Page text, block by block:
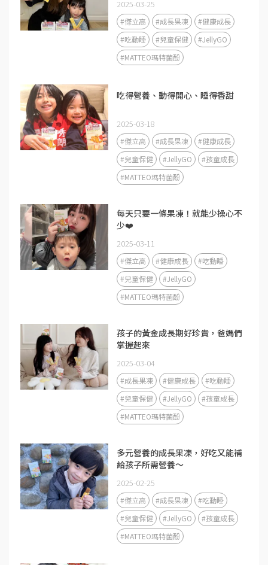
2025-03-25
#傑立高 #成長果凍
#健康成長
#吃動睡
#兒童保健
#JellyGO
#MATTEO瑪特菌酚
吃得營養、動得開心、睡得香甜
2025-03-18
#傑立高 #成長果凍
#健康成長
#兒童保健
#JellyGO
#孩童成長
#MATTEO瑪特菌酚
每天只要一條果凍！就能少操心不
少❤️
2025-03-11
#傑立高 #健康成長
#吃動睡
#兒童保健
#JellyGO
#MATTEO瑪特菌酚
孩子的黃金成長期好珍貴，爸媽們
掌握起來
2025-03-04
#成長果凍 #健康成長
#吃動睡
#兒童保健
#JellyGO
#孩童成長
#MATTEO瑪特菌酚
多元營養的成長果凍，好吃又能補
給孩子所需營養～
2025-02-25
#傑立高 #成長果凍
#吃動睡
#兒童保健
#JellyGO
#孩童成長
#MATTEO瑪特菌酚